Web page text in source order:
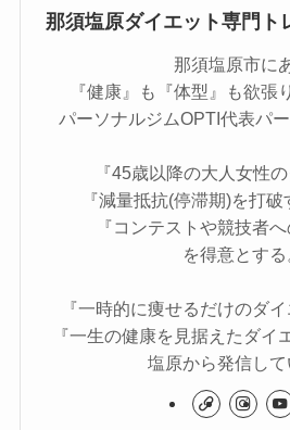
那須塩原ダイエット専門ト
那須塩原市に
『健康』も『体型』も欲張
パーソナルジムOPTI代表パ
『45歳以降の大人女性
『減量抵抗(停滞期)を打破
『コンテストや競技者へ
を得意とする
『一時的に痩せるだけのダ
『一生の健康を見据えたダイ
塩原から発信して